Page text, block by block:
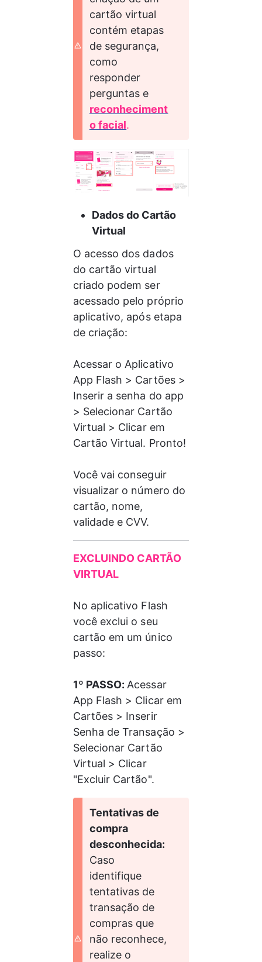
cartão virtual
contém etapas
de segurança,
como
responder
perguntas e
reconheciment
o facial.
Dados do Cartão
Virtual
O acesso dos dados
do cartão virtual
criado podem ser
acessado pelo próprio
aplicativo, após etapa
de criação:
Acessar o Aplicativo
App Flash > Cartões >
Inserir a senha do app
> Selecionar Cartão
Virtual > Clicar em
Cartão Virtual. Pronto!
Você vai conseguir
visualizar o número do
cartão, nome,
validade e CVV.
EXCLUINDO CARTÃO
VIRTUAL
No aplicativo Flash
você exclui o seu
cartão em um único
passo:
1º PASSO: Acessar
App Flash > Clicar em
Cartões > Inserir
Senha de Transação >
Selecionar Cartão
Virtual > Clicar
"Excluir Cartão".
Tentativas de
compra
desconhecida:
Caso
identifique
tentativas de
transação de
compras que
não reconhece,
realize o